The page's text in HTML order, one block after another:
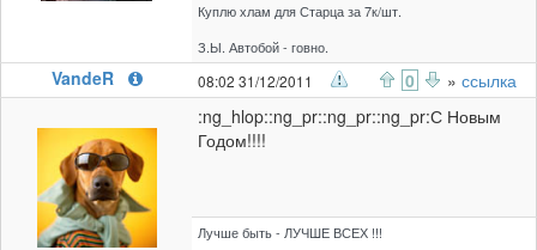
Куплю хлам для Старца за 7к/шт.
З.Ы. Автобой - говно.
VandeR 08:02 31/12/2011 0 » ссылка
:ng_hlop::ng_pr::ng_pr::ng_pr:С Новым
Годом!!!!
Лучше быть - ЛУЧШЕ ВСЕХ !!!